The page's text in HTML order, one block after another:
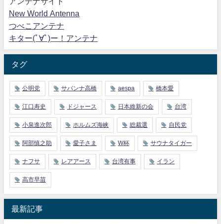
New World Antenna
つべこアンテナ
キター(ﾟ∀ﾟ)ー！アンテナ
タグ
公明党 サバンナ高橋 aespa 橋本愛
江口寿史 ドジャース 日本維新の会 台湾
小泉進次郎 ホルムズ海峡 総裁選 自民党
阿部慎之助 愛子さま W杯 サウナタイガー
ナフサ レアアース 台湾有事 イラン
高市早苗
最新記事